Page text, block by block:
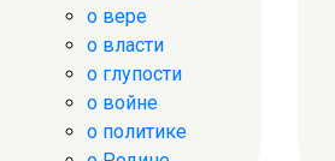
о вере
о власти
о глупости
о войне
о политике